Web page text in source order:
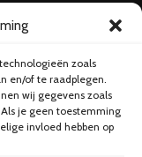
zoals
en/of te raadplegen.
wij gegevens zoals
je geen toestemming
invloed hebben op